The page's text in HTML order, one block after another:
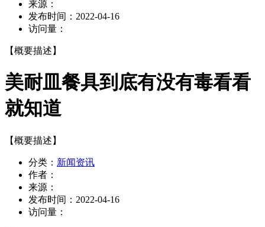
来源：
发布时间： 2022-04-16
访问量：
【概要描述】
美耐皿餐具到底有没有毒看看
就知道
【概要描述】
分类： 新闻资讯
作者：
来源：
发布时间： 2022-04-16
访问量：